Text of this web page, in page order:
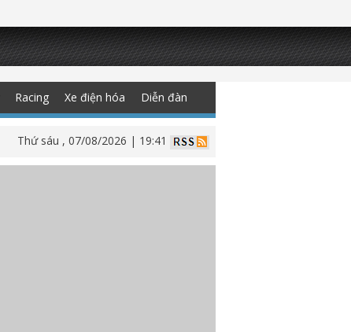
Racing Xe điện hóa Diễn đàn
Thứ sáu , 07/08/2026 | 19:41